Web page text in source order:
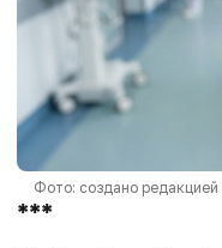
Фото: создано
***